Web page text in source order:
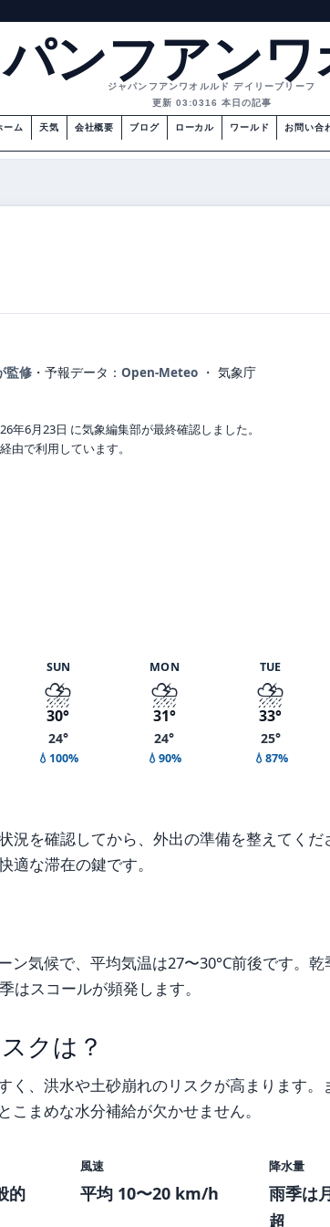
ンフアン
ジャパンフアンワオルルド デイリーブリーフ
更新 03:0316 本日の記事
ーム 天気 会社概要 ブログ ローカル ワールド お問い合
監修 ・ 予報データ： Open-Meteo ・ 気象庁
年6月23日 に気象編集部が最終確認しました。
で利用しています。
SUN
⛈️
30°
24°
💧100%
MON
⛈️
31°
24°
💧90%
TUE
⛈️
33°
25°
💧87%
を確認してから、外出の準備を整えてくだ
適な滞在の鍵です。
気候で、平均気温は27〜30°C前後です。乾
はスコールが頻発します。
クは？
、洪水や土砂崩れのリスクが高まります。
まめな水分補給が欠かせません。
的
風速
平均 10〜20 km/h
降水量
雨季は
超